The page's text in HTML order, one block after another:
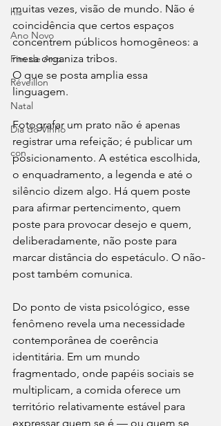
his
Ano Novo
Fim de Ano
Réveillon
Natal
Dia do Vinho
con
muitas vezes, visão de mundo. Não é
coincidência que certos espaços
concentrem públicos homogêneos: a
mesa organiza tribos.
O que se posta amplia essa
linguagem.
Fotografar um prato não é apenas
registrar uma refeição; é publicar um
posicionamento. A estética escolhida,
o enquadramento, a legenda e até o
silêncio dizem algo. Há quem poste
para afirmar pertencimento, quem
poste para provocar desejo e quem,
deliberadamente, não poste para
marcar distância do espetáculo. O não-
post também comunica.
Do ponto de vista psicológico, esse
fenômeno revela uma necessidade
contemporânea de coerência
identitária. Em um mundo
fragmentado, onde papéis sociais se
multiplicam, a comida oferece um
território relativamente estável para
expressar quem se é — ou quem se